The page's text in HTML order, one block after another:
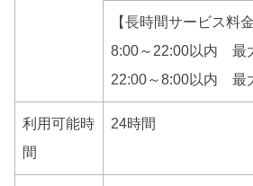
【長時間サービス料金
8:00～22:00以内 最
22:00～8:00以内 最
利用可能時
間
24時間